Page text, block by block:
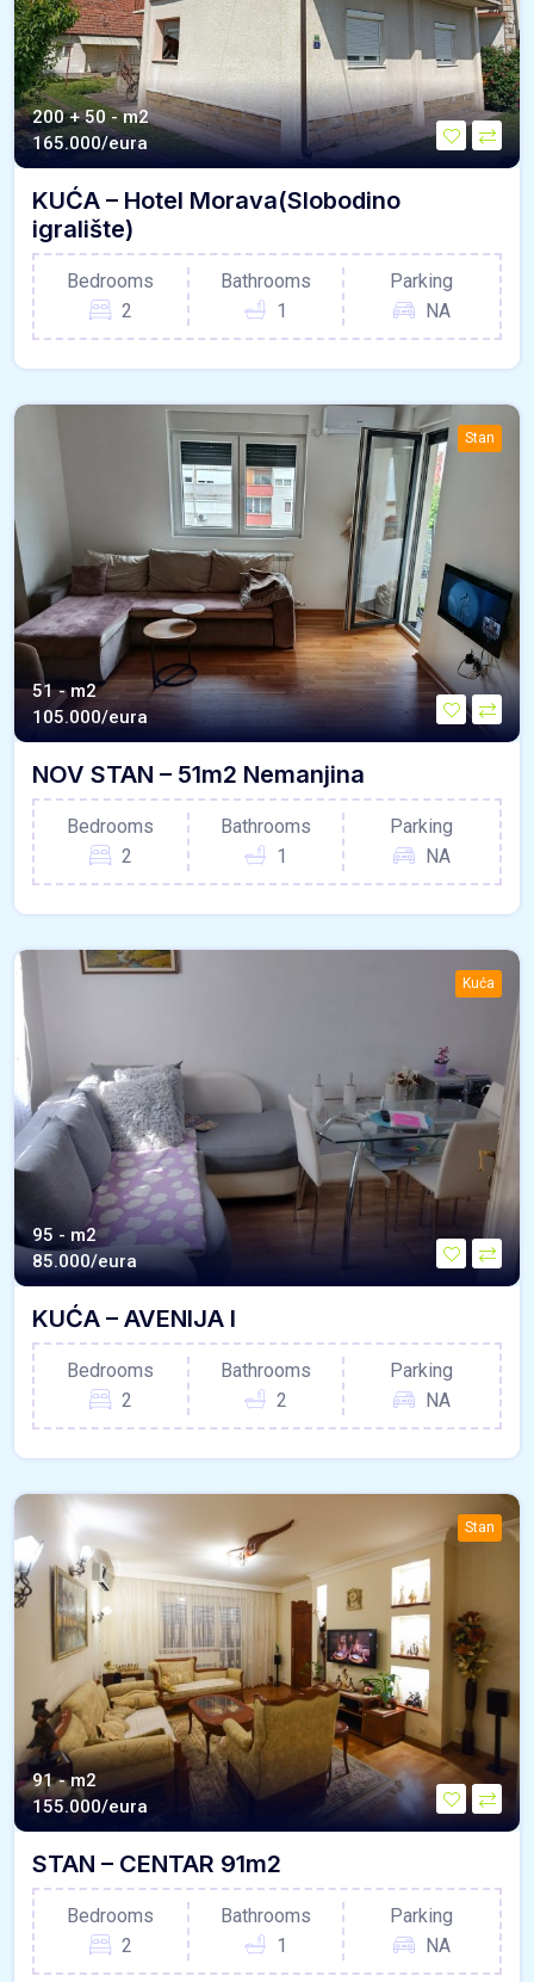
200 + 50 - m2
165.000/eura
KUĆA – Hotel Morava(Slobodino
igralište)
Bedrooms
2
Bathrooms
1
Parking
NA
Stan
51 - m2
105.000/eura
NOV STAN – 51m2 Nemanjina
Bedrooms
2
Bathrooms
1
Parking
NA
Kuća
95 - m2
85.000/eura
KUĆA – AVENIJA I
Bedrooms
2
Bathrooms
2
Parking
NA
Stan
91 - m2
155.000/eura
STAN – CENTAR 91m2
Bedrooms
2
Bathrooms
1
Parking
NA